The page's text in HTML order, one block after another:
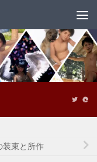
装束と所作